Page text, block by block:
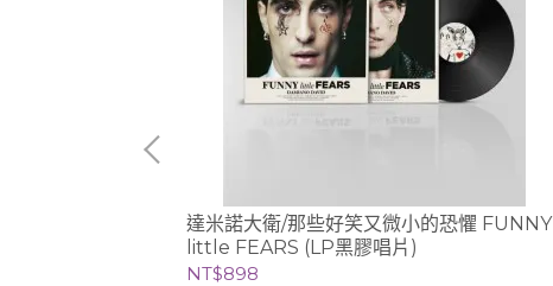
達米諾大衛/那些好笑又微小的恐懼 FUNNY
little FEARS (LP黑膠唱片)
NT$898